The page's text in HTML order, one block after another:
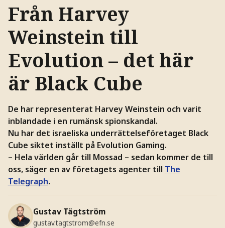
Från Harvey
Weinstein till
Evolution – det här
är Black Cube
De har representerat Harvey Weinstein och varit
inblandade i en rumänsk spionskandal.
Nu har det israeliska underrättelseföretaget Black
Cube siktet inställt på Evolution Gaming.
– Hela världen går till Mossad – sedan kommer de till
oss, säger en av företagets agenter till The
Telegraph.
Gustav Tägtström
gustav.tagtstrom@efn.se